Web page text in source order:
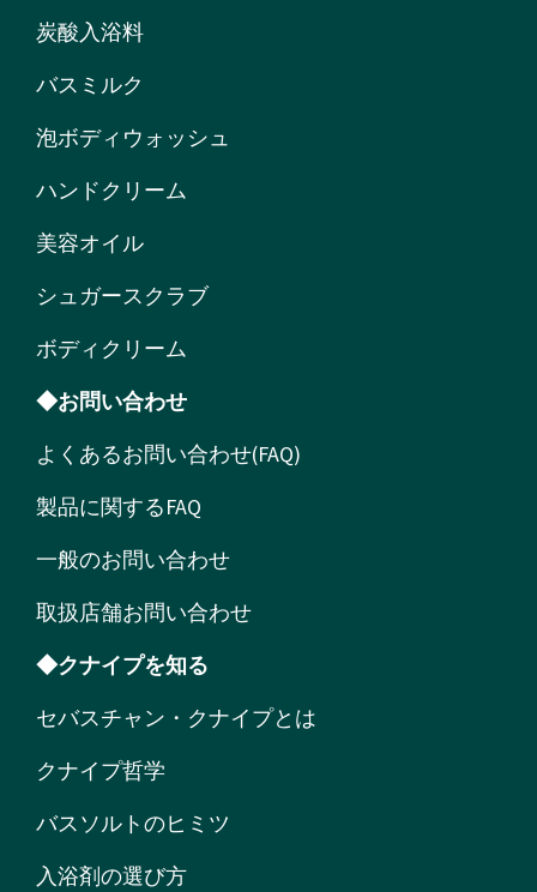
炭酸入浴料
バスミルク
泡ボディウォッシュ
ハンドクリーム
美容オイル
シュガースクラブ
ボディクリーム
◆お問い合わせ
よくあるお問い合わせ(FAQ)
製品に関するFAQ
一般のお問い合わせ
取扱店舗お問い合わせ
◆クナイプを知る
セバスチャン・クナイプとは
クナイプ哲学
バスソルトのヒミツ
入浴剤の選び方